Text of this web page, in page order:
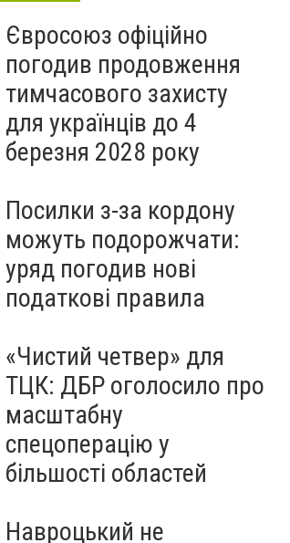
Євросоюз офіційно
погодив продовження
тимчасового захисту
для українців до 4
березня 2028 року
Посилки з-за кордону
можуть подорожчати:
уряд погодив нові
податкові правила
«Чистий четвер» для
ТЦК: ДБР оголосило про
масштабну
спецоперацію у
більшості областей
Навроцький не